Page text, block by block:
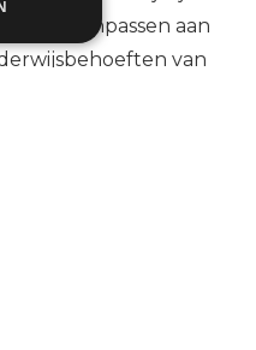
kan aanpassen aan
van